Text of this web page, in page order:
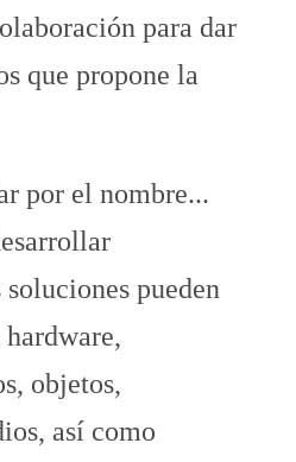
para dar
que propone la
por el nombre...
pueden
objetos,
así como